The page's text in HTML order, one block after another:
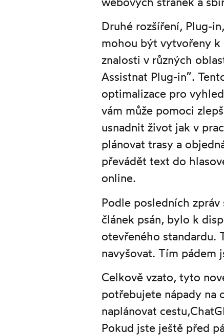
Druhé rozšíření, Plug-
mohou být vytvořeny k
znalosti v různých
Assistnat Plug-in”.
optimalizace pro
vám může pomoci
usnadnit život jak v
plánovat trasy a
převádět text do
online.
Podle posledních
článek psán, bylo k
otevřeného standardu.
navyšovat. Tím pádem
Celkově vzato, tyto
potřebujete nápady na
naplánovat
Pokud jste ještě před